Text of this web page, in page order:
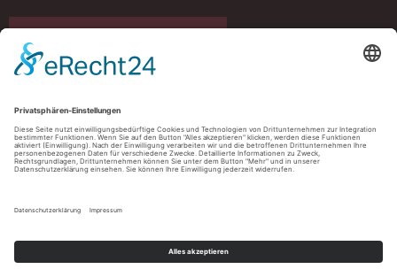
Müller Schießzentrum Ulm, Albstraße 78, 89081 Ulm
Shop: Di. - Sa. 09:45 - 19:00 Uhr